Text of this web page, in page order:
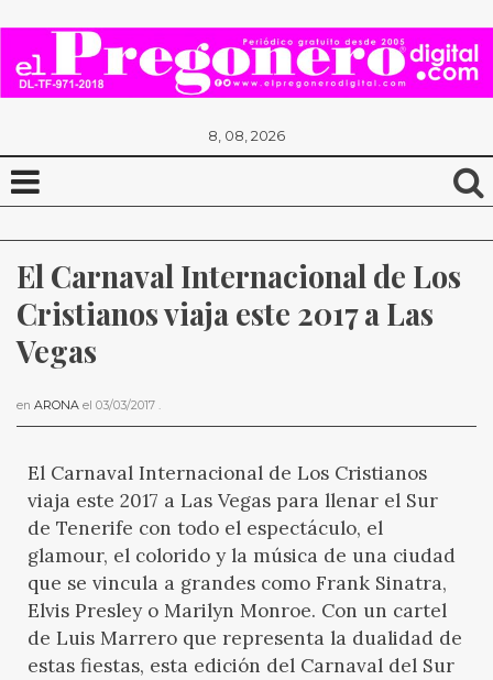
8, 08, 2026
El Carnaval Internacional de Los
Cristianos viaja este 2017 a Las
Vegas
en ARONA el 03/03/2017 .
El Carnaval Internacional de Los Cristianos
viaja este 2017 a Las Vegas para llenar el Sur
de Tenerife con todo el espectáculo, el
glamour, el colorido y la música de una ciudad
que se vincula a grandes como Frank Sinatra,
Elvis Presley o Marilyn Monroe. Con un cartel
de Luis Marrero que representa la dualidad de
estas fiestas, esta edición del Carnaval del Sur